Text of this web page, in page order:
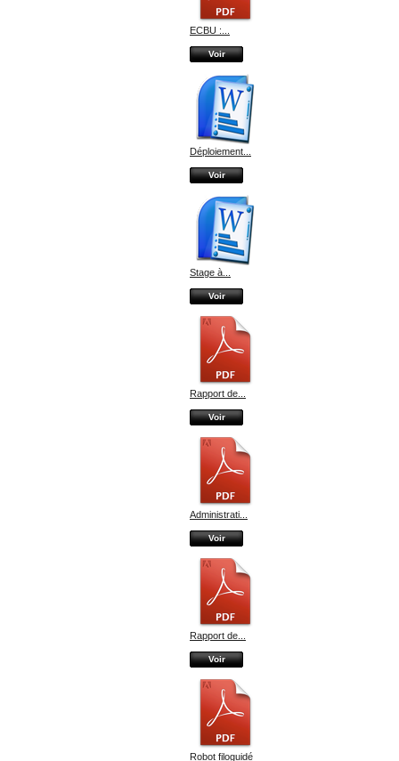
ECBU :...
Voir
Déploiement...
Voir
Stage à...
Voir
Rapport de...
Voir
Administrati...
Voir
Rapport de...
Voir
Robot filoguidé